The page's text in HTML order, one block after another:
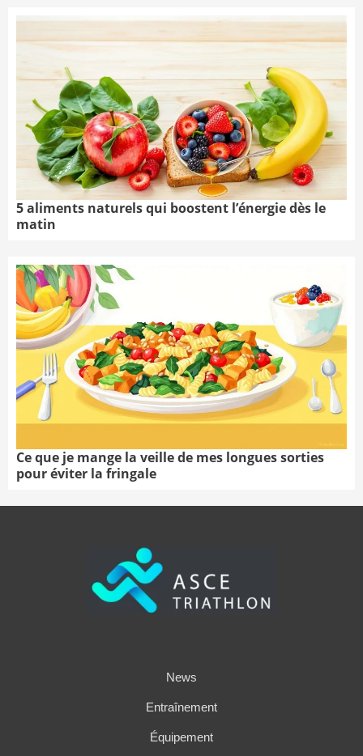
5 aliments naturels qui boostent l’énergie dès le
matin
Ce que je mange la veille de mes longues sorties
pour éviter la fringale
News
Entraînement
Équipement